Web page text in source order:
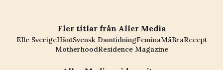
Fler titlar från Aller Media
Elle SverigeHäntSvensk DamtidningFeminaMåBraRecept
MotherhoodResidence Magazine